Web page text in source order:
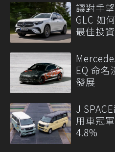
讓對手
GLC 如
最佳投資
EQ 命名
發展
J
用車冠
4.8%